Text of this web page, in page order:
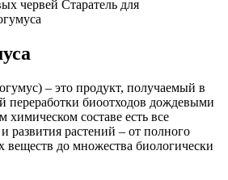
– это продукт, получаемый в
переработки биоотходов дождевыми
составе есть все
развития растений – от полного
веществ до множества биологически